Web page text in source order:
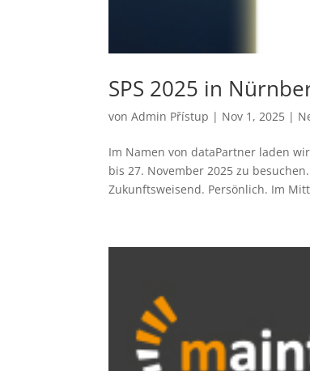
SPS 2025 in
vonAdmin Přístup | Nov 1, 2025 |
Im Namen von dataPartner laden
bis 27. November 2025 zu
Zukunftsweisend. Persönlich. Im